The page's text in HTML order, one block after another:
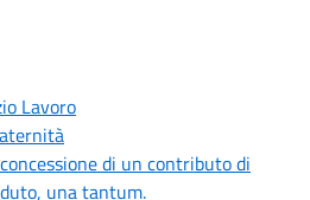
Lavoro
di un contributo di
una tantum.